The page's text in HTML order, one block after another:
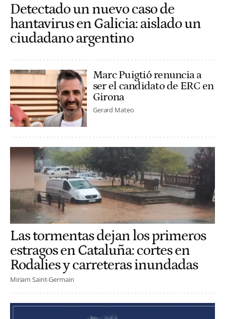
Detectado un nuevo caso de
hantavirus en Galicia: aislado un
ciudadano argentino
Marc Puigtió renuncia a
ser el candidato de ERC en
Girona
Gerard Mateo
Las tormentas dejan los primeros
estragos en Cataluña: cortes en
Rodalies y carreteras inundadas
Miriam Saint-Germain